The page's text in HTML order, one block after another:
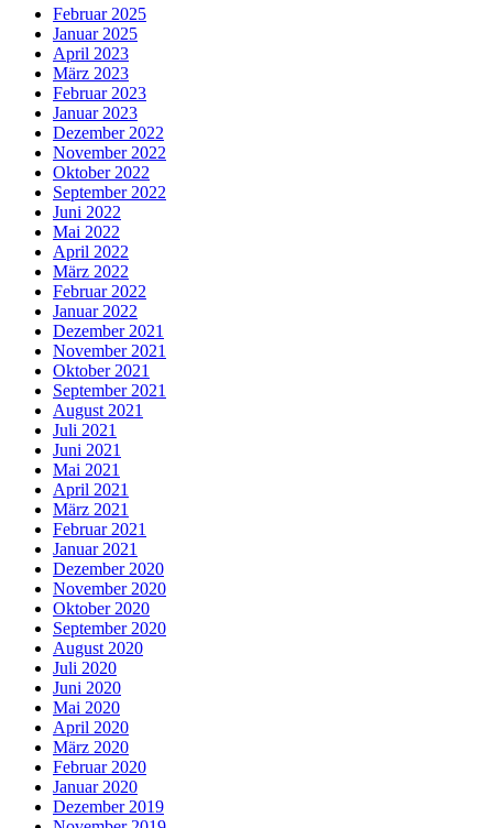
Februar 2025
Januar 2025
April 2023
März 2023
Februar 2023
Januar 2023
Dezember 2022
November 2022
Oktober 2022
September 2022
Juni 2022
Mai 2022
April 2022
März 2022
Februar 2022
Januar 2022
Dezember 2021
November 2021
Oktober 2021
September 2021
August 2021
Juli 2021
Juni 2021
Mai 2021
April 2021
März 2021
Februar 2021
Januar 2021
Dezember 2020
November 2020
Oktober 2020
September 2020
August 2020
Juli 2020
Juni 2020
Mai 2020
April 2020
März 2020
Februar 2020
Januar 2020
Dezember 2019